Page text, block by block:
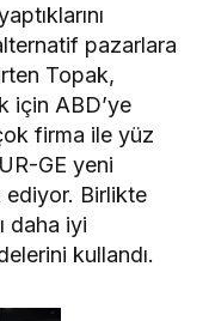
pazarlara
Topak,
için ABD’ye
firma ile yüz
GE yeni
ediyor. Birlikte
daha iyi
kullandı.